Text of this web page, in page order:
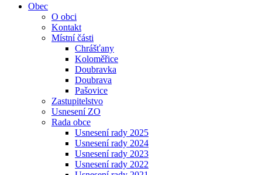
Obec
O obci
Kontakt
Místní části
Chrášťany
Koloměřice
Doubravka
Doubrava
Pašovice
Zastupitelstvo
Usnesení ZO
Rada obce
Usnesení rady 2025
Usnesení rady 2024
Usnesení rady 2023
Usnesení rady 2022